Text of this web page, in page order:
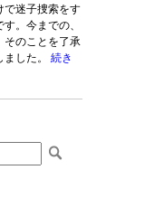
で迷子捜索をす
。今までの、
そのことを了承
した。 続き